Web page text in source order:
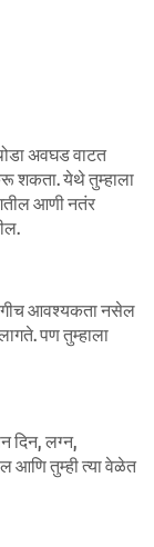
अवघड वाटत
शकता. येथे तुम्हाला
आणी नतंर
आवश्यकता नसेल
पण तुम्हाला
दिन, लग्न,
आणि तुम्ही त्या वेळेत